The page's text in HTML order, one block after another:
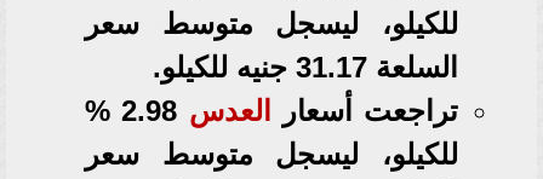
للكيلو، ليسجل متوسط سعر
السلعة 31.17 جنيه للكيلو.
تراجعت أسعار
العدس
2.98 %
للكيلو، ليسجل متوسط سعر